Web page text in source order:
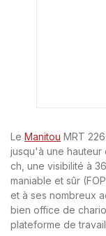
Le Manitou MRT
jusqu'à une hauteur
ch, une visibilité à
maniable et sûr
et à ses nombreux
bien office de
plateforme de